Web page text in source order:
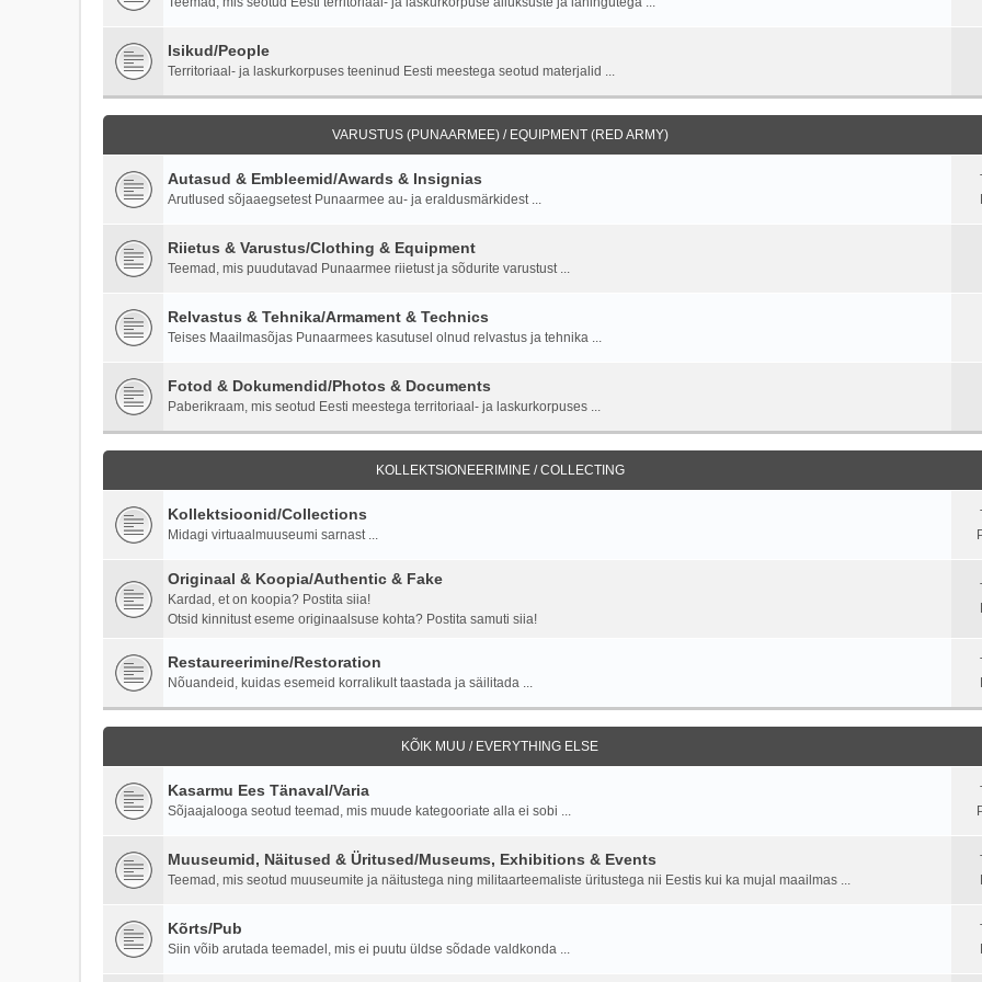
Isikud/People
Territoriaal- ja laskurkorpuses teeninud Eesti meestega seotud materjalid ...
VARUSTUS (PUNAARMEE) / EQUIPMENT (RED ARMY)
Autasud & Embleemid/Awards & Insignias
Arutlused sõjaaegsetest Punaarmee au- ja eraldusmärkidest ...
Riietus & Varustus/Clothing & Equipment
Teemad, mis puudutavad Punaarmee riietust ja sõdurite varustust ...
Relvastus & Tehnika/Armament & Technics
Teises Maailmasõjas Punaarmees kasutusel olnud relvastus ja tehnika ...
Fotod & Dokumendid/Photos & Documents
Paberikraam, mis seotud Eesti meestega territoriaal- ja laskurkorpuses ...
KOLLEKTSIONEERIMINE / COLLECTING
Kollektsioonid/Collections
Midagi virtuaalmuuseumi sarnast ...
Originaal & Koopia/Authentic & Fake
Kardad, et on koopia? Postita siia!
Otsid kinnitust eseme originaalsuse kohta? Postita samuti siia!
Restaureerimine/Restoration
Nõuandeid, kuidas esemeid korralikult taastada ja säilitada ...
KÕIK MUU / EVERYTHING ELSE
Kasarmu Ees Tänaval/Varia
Sõjaajalooga seotud teemad, mis muude kategooriate alla ei sobi ...
Muuseumid, Näitused & Üritused/Museums, Exhibitions & Events
Teemad, mis seotud muuseumite ja näitustega ning militaarteemaliste üritustega nii Eestis kui ka mujal maailmas ...
Kõrts/Pub
Siin võib arutada teemadel, mis ei puutu üldse sõdade valdkonda ...